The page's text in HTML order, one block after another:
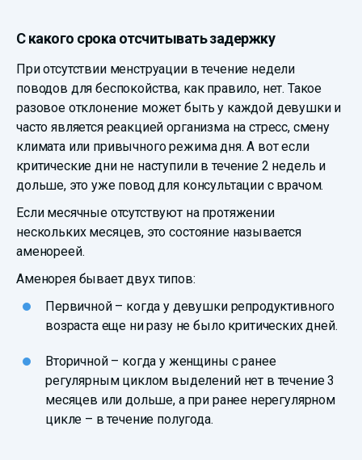
С какого срока отсчитывать задержку
При отсутствии менструации в течение недели
поводов для беспокойства, как правило, нет. Такое
разовое отклонение может быть у каждой девушки и
часто является реакцией организма на стресс, смену
климата или привычного режима дня. А вот если
критические дни не наступили в течение 2 недель и
дольше, это уже повод для консультации с врачом.
Если месячные отсутствуют на протяжении
нескольких месяцев, это состояние называется
аменореей.
Аменорея бывает двух типов:
Первичной – когда у девушки репродуктивного
возраста еще ни разу не было критических дней.
Вторичной – когда у женщины с ранее
регулярным циклом выделений нет в течение 3
месяцев или дольше, а при ранее нерегулярном
цикле – в течение полугода.